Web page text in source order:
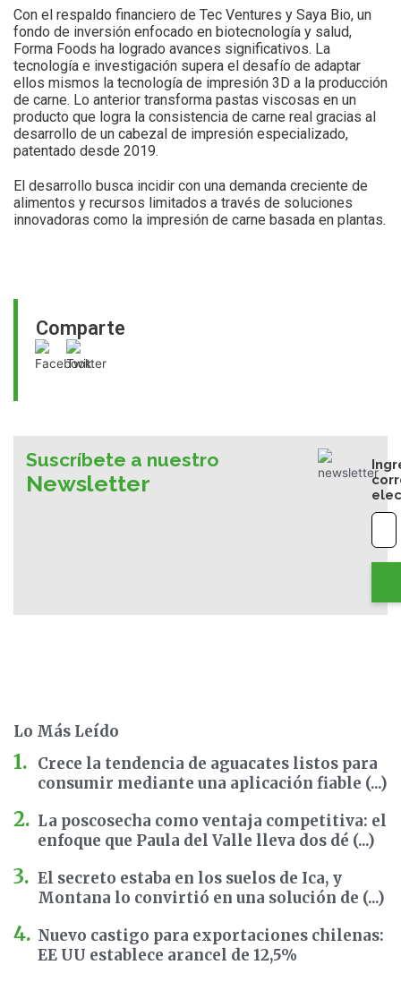
Comparte
Con el respaldo financiero de Tec Ventures y Saya Bio, un
fondo de inversión enfocado en biotecnología y salud,
Forma Foods ha logrado avances significativos. La
tecnología e investigación supera el desafío de adaptar
ellos mismos la tecnología de impresión 3D a la producción
de carne. Lo anterior transforma pastas viscosas en un
producto que logra la consistencia de carne real gracias al
desarrollo de un cabezal de impresión especializado,
patentado desde 2019.
El desarrollo busca incidir con una demanda creciente de
alimentos y recursos limitados a través de soluciones
innovadoras como la impresión de carne basada en plantas.
Suscríbete a nuestro
Newsletter
Lo Más Leído
Crece la tendencia de aguacates listos para
consumir mediante una aplicación fiable (...)
La poscosecha como ventaja competitiva: el
enfoque que Paula del Valle lleva dos dé (...)
El secreto estaba en los suelos de Ica, y
Montana lo convirtió en una solución de (...)
Nuevo castigo para exportaciones chilenas:
EE UU establece arancel de 12,5%